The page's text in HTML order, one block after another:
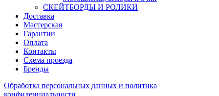
СКЕЙТБОРДЫ И РОЛИКИ
Доставка
Мастерская
Гарантии
Оплата
Контакты
Схема проезда
Бренды
Обработка персональных данных и политика
конфиденциальности